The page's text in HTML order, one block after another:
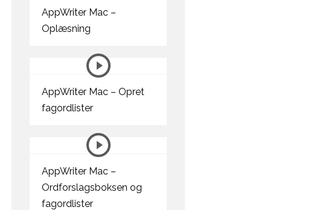
AppWriter Mac –
Oplæsning
AppWriter Mac – Opret
fagordlister
AppWriter Mac –
Ordforslagsboksen og
fagordlister